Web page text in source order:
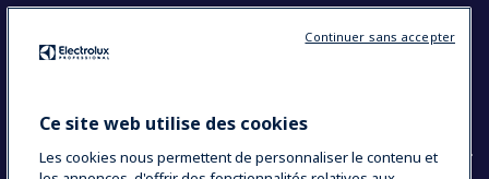
Ce site web utilise des cookies
Les cookies nous permettent de personnaliser le contenu et
Continuer sans accepter